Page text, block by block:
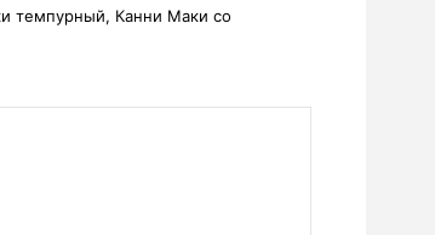
темпурный, Канни Маки со